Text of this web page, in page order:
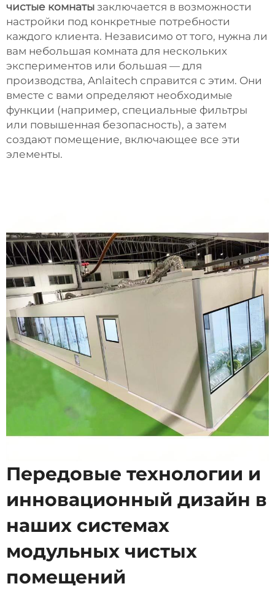
чистые комнаты заключается в возможности
настройки под конкретные потребности
каждого клиента. Независимо от того, нужна ли
вам небольшая комната для нескольких
экспериментов или большая — для
производства, Anlaitech справится с этим. Они
вместе с вами определяют необходимые
функции (например, специальные фильтры
или повышенная безопасность), а затем
создают помещение, включающее все эти
элементы.
Передовые технологии и
инновационный дизайн в
наших системах
модульных чистых
помещений